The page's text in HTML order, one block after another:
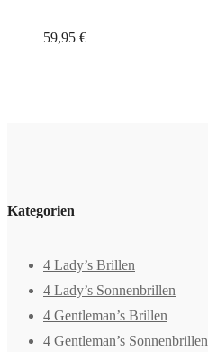
59,95 €
Kategorien
4 Lady’s Brillen
4 Lady’s Sonnenbrillen
4 Gentleman’s Brillen
4 Gentleman’s Sonnenbrillen